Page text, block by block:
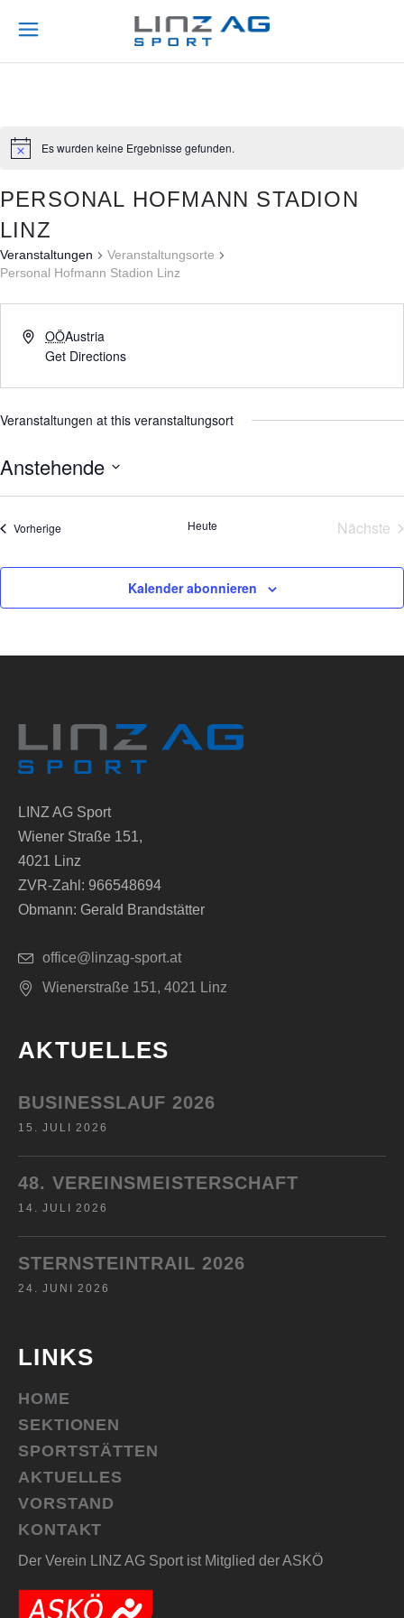
Es wurden keine Ergebnisse gefunden.
PERSONAL HOFMANN STADION
LINZ
Veranstaltungen
Veranstaltungsorte
Personal Hofmann Stadion Linz
OÖAustria
Get Directions
Veranstaltungen at this veranstaltungsort
Anstehende
Datum
Vorherige Heute
Nächste
Kalender abonnieren
LINZ AG Sport
Wiener Straße 151,
4021 Linz
ZVR-Zahl: 966548694
Obmann: Gerald Brandstätter
office@linzag-sport.at
Wienerstraße 151, 4021 Linz
AKTUELLES
BUSINESSLAUF 2026
15. JULI 2026
48. VEREINSMEISTERSCHAFT
14. JULI 2026
STERNSTEINTRAIL 2026
24. JUNI 2026
LINKS
HOME
SEKTIONEN
SPORTSTÄTTEN
AKTUELLES
VORSTAND
KONTAKT
Der Verein LINZ AG Sport ist Mitglied der ASKÖ